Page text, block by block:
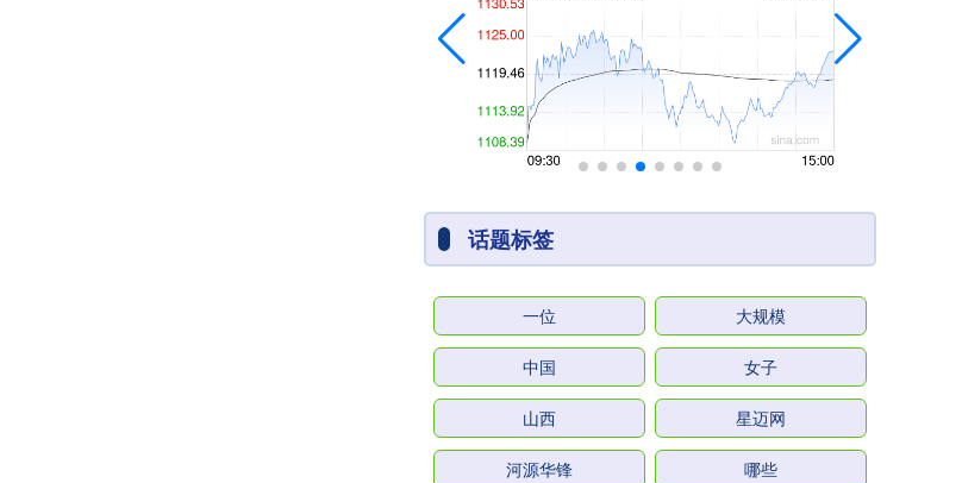
话题标签
一位 大规模
中国 女子
山西 星迈网
河源华锋 哪些